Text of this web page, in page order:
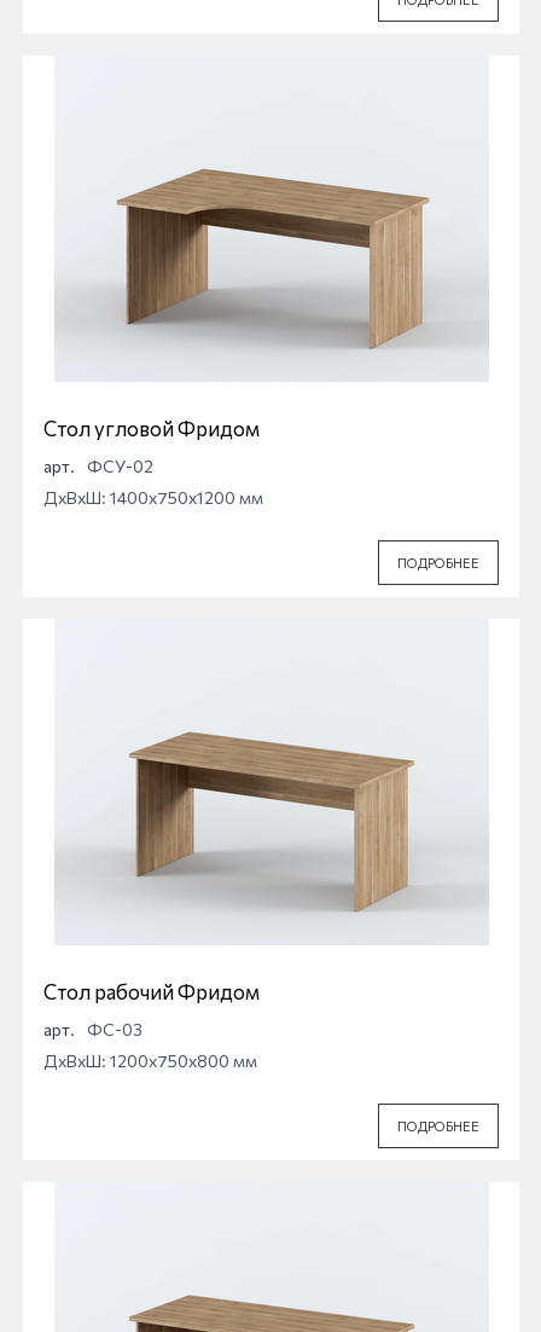
Стол угловой Фридом
арт.
ФСУ-02
ДхВхШ: 1400x750x1200 мм
ПОДРОБНЕЕ
Стол рабочий Фридом
арт.
ФС-03
ДхВхШ: 1200x750x800 мм
ПОДРОБНЕЕ